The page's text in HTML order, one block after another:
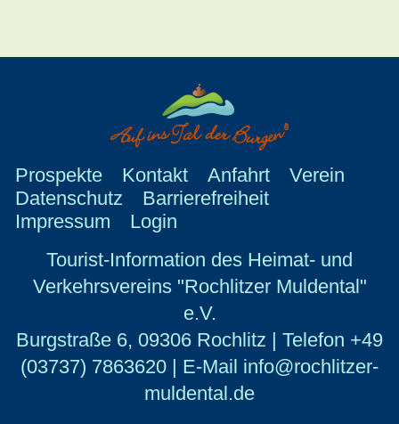
Prospekte Kontakt Anfahrt
Verein
Datenschutz
Barrierefreiheit
Impressum
Login
Tourist-Information des Heimat- und
Verkehrsvereins "Rochlitzer Muldental"
e.V.
Burgstraße 6, 09306 Rochlitz | Telefon +49
(03737) 7863620 | E-Mail info@rochlitzer-
muldental.de